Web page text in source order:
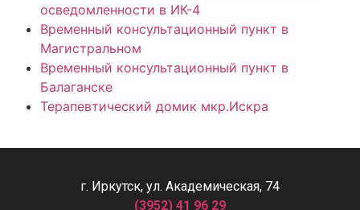
осведомленности в ИК-4
Временный консультационный пункт в
Магистральном
Временный консультационный пункт в
Балаганске
Терапевтический домик мкр.Искра
г. Иркутск, ул. Академическая, 74
(3952) 41 96 29